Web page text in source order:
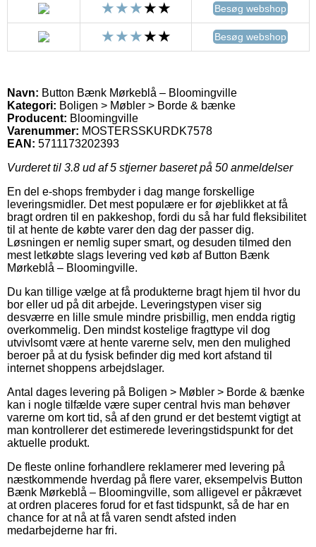
Besøg webshop
Besøg webshop
Navn: Button Bænk Mørkeblå – Bloomingville
Kategori: Boligen > Møbler > Borde & bænke
Producent: Bloomingville
Varenummer: MOSTERSSKURDK7578
EAN: 5711173202393
Vurderet til 3.8 ud af 5 stjerner baseret på 50 anmeldelser
En del e-shops frembyder i dag mange forskellige
leveringsmidler. Det mest populære er for øjeblikket at få
bragt ordren til en pakkeshop, fordi du så har fuld fleksibilitet
til at hente de købte varer den dag der passer dig.
Løsningen er nemlig super smart, og desuden tilmed den
mest letkøbte slags levering ved køb af Button Bænk
Mørkeblå – Bloomingville.
Du kan tillige vælge at få produkterne bragt hjem til hvor du
bor eller ud på dit arbejde. Leveringstypen viser sig
desværre en lille smule mindre prisbillig, men endda rigtig
overkommelig. Den mindst kostelige fragttype vil dog
utvivlsomt være at hente varerne selv, men den mulighed
beroer på at du fysisk befinder dig med kort afstand til
internet shoppens arbejdslager.
Antal dages levering på Boligen > Møbler > Borde & bænke
kan i nogle tilfælde være super central hvis man behøver
varerne om kort tid, så af den grund er det bestemt vigtigt at
man kontrollerer det estimerede leveringstidspunkt for det
aktuelle produkt.
De fleste online forhandlere reklamerer med levering på
næstkommende hverdag på flere varer, eksempelvis Button
Bænk Mørkeblå – Bloomingville, som alligevel er påkrævet
at ordren placeres forud for et fast tidspunkt, så de har en
chance for at nå at få varen sendt afsted inden
medarbejderne har fri.